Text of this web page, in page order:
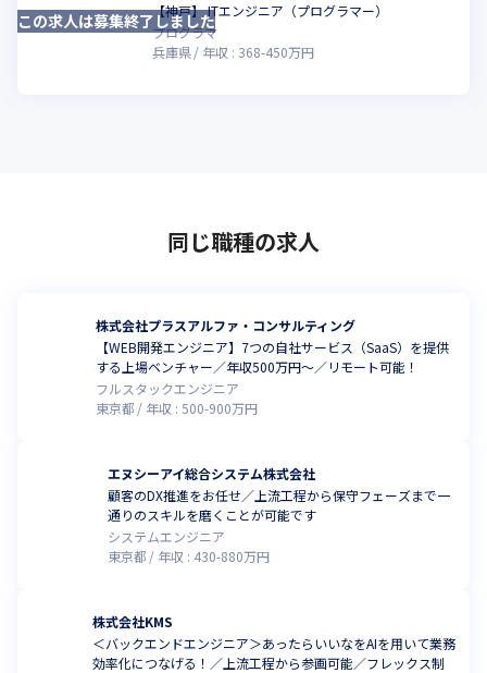
【神戸】 ITエンジニア（プログラマー）
プログラマ
兵庫県
年収 : 368-450万円
この求人は募集終了しました
同じ職種の求人
株式会社プラスアルファ・コンサルティング
【WEB開発エンジニア】7つの自社サービス（SaaS）を提供
する上場ベンチャー／年収500万円〜／リモート可能！
フルスタックエンジニア
東京都
年収 : 500-900万円
エヌシーアイ総合システム株式会社
顧客のDX推進をお任せ／上流工程から保守フェーズまで一
通りのスキルを磨くことが可能です
システムエンジニア
東京都
年収 : 430-880万円
株式会社KMS
＜バックエンドエンジニア＞あったらいいなをAIを用いて業務
効率化につなげる！／上流工程から参画可能／フレックス制